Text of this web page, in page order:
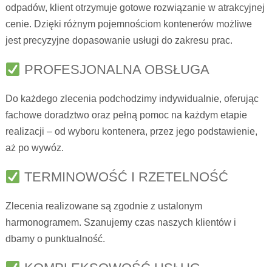
odpadów, klient otrzymuje gotowe rozwiązanie w atrakcyjnej
cenie. Dzięki różnym pojemnościom kontenerów możliwe
jest precyzyjne dopasowanie usługi do zakresu prac.
PROFESJONALNA OBSŁUGA
Do każdego zlecenia podchodzimy indywidualnie, oferując
fachowe doradztwo oraz pełną pomoc na każdym etapie
realizacji – od wyboru kontenera, przez jego podstawienie,
aż po wywóz.
TERMINOWOŚĆ I RZETELNOŚĆ
Zlecenia realizowane są zgodnie z ustalonym
harmonogramem. Szanujemy czas naszych klientów i
dbamy o punktualność.